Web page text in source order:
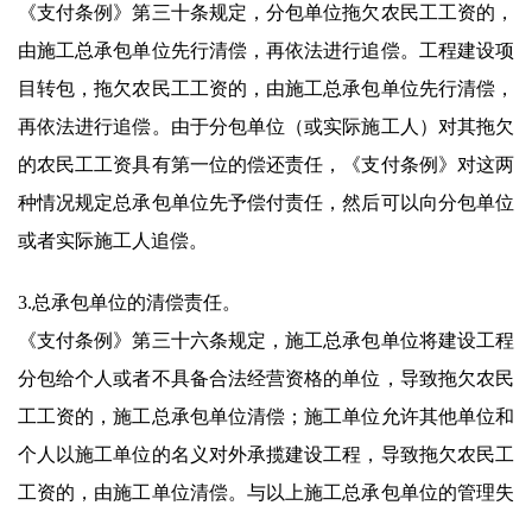
《支付条例》第三十条规定，分包单位拖欠农民工工资的，
由施工总承包单位先行清偿，再依法进行追偿。工程建设项
目转包，拖欠农民工工资的，由施工总承包单位先行清偿，
再依法进行追偿。由于分包单位（或实际施工人）对其拖欠
的农民工工资具有第一位的偿还责任，《支付条例》对这两
种情况规定总承包单位先予偿付责任，然后可以向分包单位
或者实际施工人追偿。
3.总承包单位的清偿责任。
《支付条例》第三十六条规定，施工总承包单位将建设工程
分包给个人或者不具备合法经营资格的单位，导致拖欠农民
工工资的，施工总承包单位清偿；施工单位允许其他单位和
个人以施工单位的名义对外承揽建设工程，导致拖欠农民工
工资的，由施工单位清偿。与以上施工总承包单位的管理失